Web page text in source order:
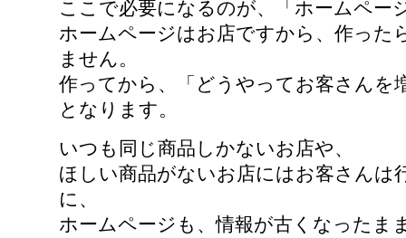
ここで必要になるのが、「ホームペー
ホームページはお店ですから、作った
ません。
作ってから、「どうやってお客さんを
となります。
いつも同じ商品しかないお店や、
ほしい商品がないお店にはお客さんは
に、
ホームページも、情報が古くなったま